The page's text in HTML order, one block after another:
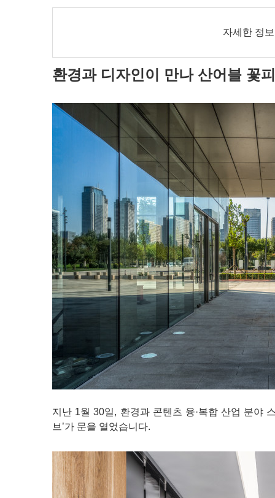
자세한 정
환경과 디자인이 만나 산어블 꽃
지난 1월 30일, 환경과 콘텐츠 융·복합 산업 분야
브’가 문을 열었습니다.